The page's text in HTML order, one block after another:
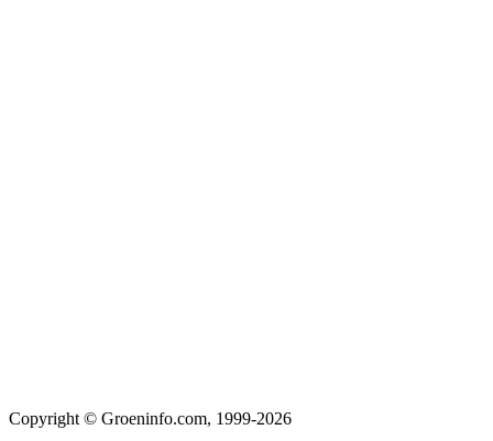
Copyright © Groeninfo.com, 1999-2026